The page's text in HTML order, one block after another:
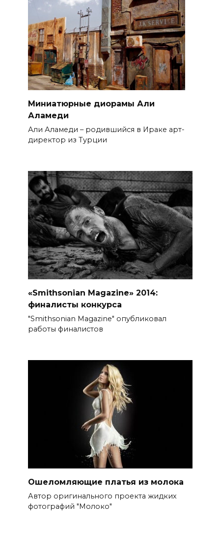
Миниатюрные диорамы Али
Аламеди
Али Аламеди – родившийся в Ираке арт-
директор из Турции
«Smithsonian Magazine» 2014:
финалисты конкурса
"Smithsonian Magazine" опубликовал
работы финалистов
Ошеломляющие платья из молока
Автор оригинального проекта жидких
фотографий "Молоко"